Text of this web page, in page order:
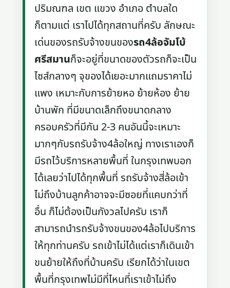
ปริมณฑล เขต แขวง อำเภอ ตำบลใด
ก็ตามแต่ เราไปได้ทุกสถานที่ครับ ลักษณะ
เด่นของรถรับจ้างขนของรถ4ล้อจัมโบ้
ศรีสมานก็จะอยู่ที่ขนาดของตัวรถก็จะเป็น
ไซส์กลางๆ จุของได้เยอะมากแถมราคาไม่
แพง เหมาะกับการย้ายหอ ย้ายห้อง ย้าย
บ้านพัก ที่มีขนาดเล็กถึงขนาดกลาง
ครอบครัวที่มีกัน 2-3 คนอันนี้จะเหมาะ
มากๆกับรถรับจ้าง4ล้อใหญ่ ทางเราเองก็
มีรถไว้บริการหลายพื้นที่ ในกรุงเทพบอก
ได้เลยว่าไปได้ทุกพื้นที่ รถรับจ้างสี่ล้อเข้า
ไม่ถึงบ้านลูกค้าอาจจะมีซอยที่แคบกว่าที่
อื่น ก็ไม่ต้องเป็นกังวลไปครับ เราก็
สามารถนำรถรับจ้างขนของ4ล้อไปบริการ
ให้ทุกท่านครับ รถเข้าไม่ได้แต่เราก็เดินเข้า
ขนย้ายให้ถึงที่บ้านครับ เรียกได้ว่าในเขต
พื้นที่กรุงเทพไม่มีที่ไหนที่เราเข้าไม่ถึง